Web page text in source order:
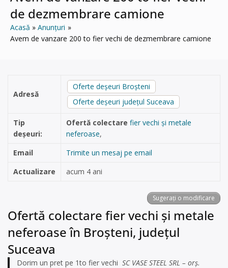
de dezmembrare camione
Acasă
Anunțuri
Avem de vanzare 200 to fier vechi de dezmembrare camione
Adresă
Oferte deșeuri Broșteni
Oferte deșeuri județul Suceava
Tip
deșeuri:
Ofertă colectare fier vechi și metale
neferoase,
Email
Trimite un mesaj pe email
Actualizare
acum 4 ani
Sugerați o modificare
Ofertă colectare fier vechi și metale
neferoase în Broșteni, județul
Suceava
Dorim un pret pe 1to fier vechi SC VASE STEEL SRL – orș.